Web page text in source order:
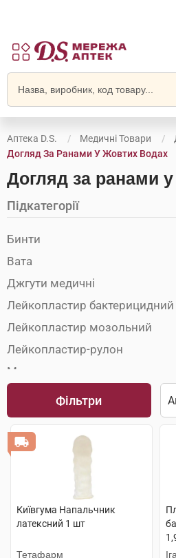
Аптека D.S. Медичні Товари
Догляд За Ранами У Жовтих Водах
Догляд за ранами
Підкатегорії
Бинти
Вата
Джгути медичні
Лейкопластир бактерицидний
Лейкопластир мозольний
Лейкопластир-рулон
Марля медична
Медичні пов'язки
Пакети перев'язочні
Серветки медичні
Фільтри
Київгума Напальчник
латексний 1 шт
Тетафарм